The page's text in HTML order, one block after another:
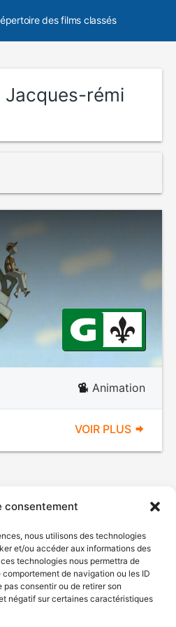
consentement
nous utilisons des technologies
et/ou accéder aux informations des
technologies nous permettra de
de navigation ou les ID
pas consentir ou de retirer son
négatif sur certaines caractéristiques
des films classés
Jacques-rémi
Animation
VOIR PLUS